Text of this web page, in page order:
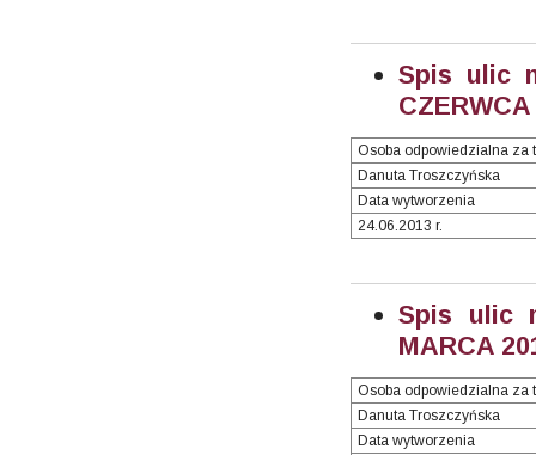
Spis ulic
Osoba odpowiedzialna za
Danuta Troszczyńska
Data wytworzenia
24.06.2013 r.
Spis ulic
MARCA
Osoba odpowiedzialna za
Danuta Troszczyńska
Data wytworzenia